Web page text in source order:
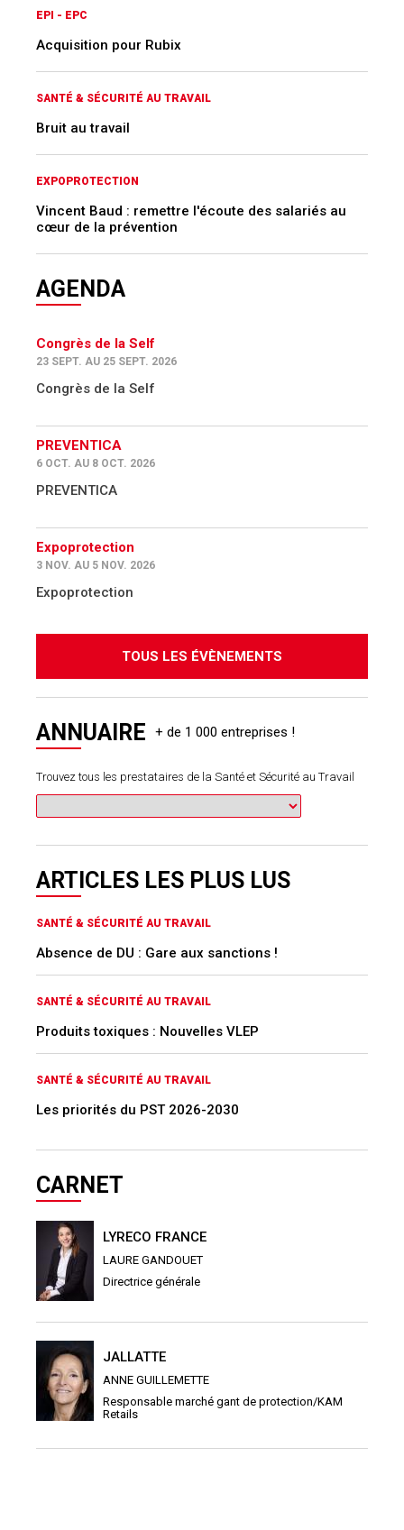
EPI - EPC
Acquisition pour Rubix
SANTÉ & SÉCURITÉ AU TRAVAIL
Bruit au travail
EXPOPROTECTION
Vincent Baud : remettre l'écoute des salariés au
cœur de la prévention
AGENDA
Congrès de la Self
23 SEPT. AU 25 SEPT. 2026
Congrès de la Self
PREVENTICA
6 OCT. AU 8 OCT. 2026
PREVENTICA
Expoprotection
3 NOV. AU 5 NOV. 2026
Expoprotection
TOUS LES ÉVÈNEMENTS
ANNUAIRE
Trouvez tous les prestataires de la Santé et Sécurité au Travail
ARTICLES LES PLUS LUS
SANTÉ & SÉCURITÉ AU TRAVAIL
Absence de DU : Gare aux sanctions !
SANTÉ & SÉCURITÉ AU TRAVAIL
Produits toxiques : Nouvelles VLEP
SANTÉ & SÉCURITÉ AU TRAVAIL
Les priorités du PST 2026-2030
CARNET
LYRECO FRANCE
LAURE GANDOUET
Directrice générale
JALLATTE
ANNE GUILLEMETTE
Responsable marché gant de protection/KAM
Retails